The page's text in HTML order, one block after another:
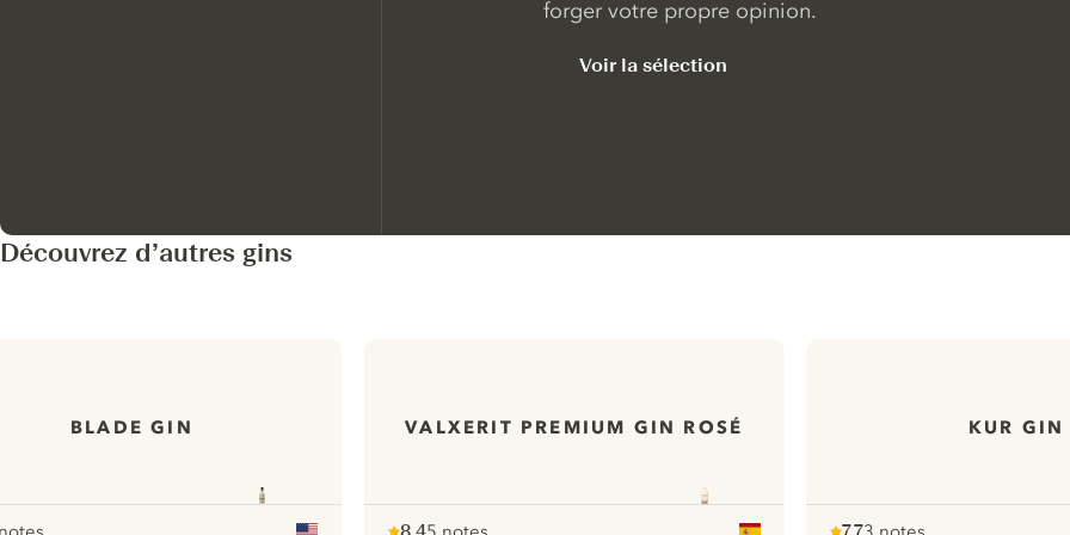
forger votre propre opinion.
Voir la sélection
Découvrez d’autres gins
BLADE GIN VALXERIT PREMIUM GIN ROSÉ KUR GIN